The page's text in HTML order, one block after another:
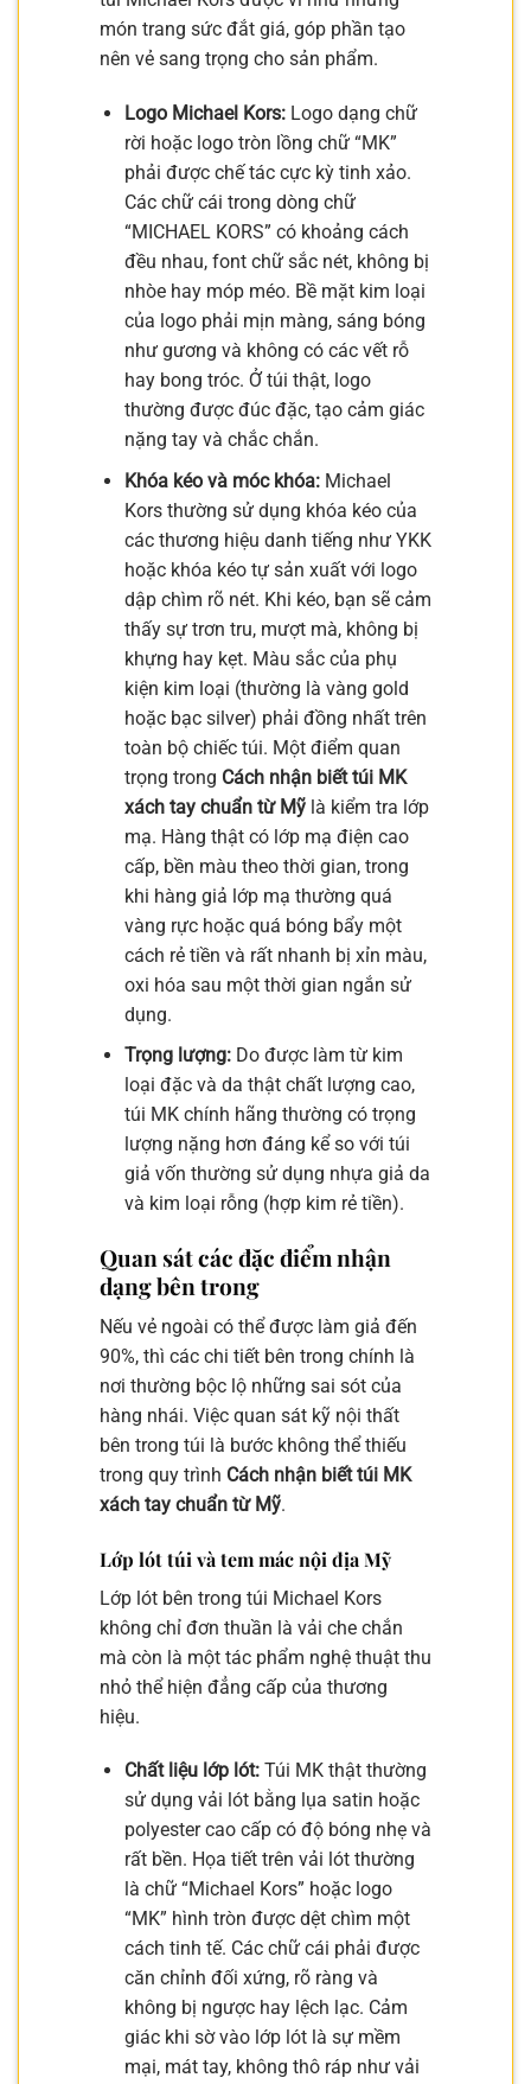
món trang sức đắt giá, góp phần tạo
nên vẻ sang trọng cho sản phẩm.
Logo Michael Kors:Logo dạng chữ
rời hoặc logo tròn lồng chữ “MK”
phải được chế tác cực kỳ tinh xảo.
Các chữ cái trong dòng chữ
“MICHAEL KORS” có khoảng cách
đều nhau, font chữ sắc nét, không bị
nhòe hay móp méo. Bề mặt kim loại
của logo phải mịn màng, sáng bóng
như gương và không có các vết rỗ
hay bong tróc. Ở túi thật, logo
thường được đúc đặc, tạo cảm giác
nặng tay và chắc chắn.
Khóa kéo và móc khóa:Michael
Kors thường sử dụng khóa kéo của
các thương hiệu danh tiếng như YKK
hoặc khóa kéo tự sản xuất với logo
dập chìm rõ nét. Khi kéo, bạn sẽ cảm
thấy sự trơn tru, mượt mà, không bị
khựng hay kẹt. Màu sắc của phụ
kiện kim loại (thường là vàng gold
hoặc bạc silver) phải đồng nhất trên
toàn bộ chiếc túi. Một điểm quan
trọng trong Cách nhận biết túi MK
xách tay chuẩn từ Mỹlà kiểm tra lớp
mạ. Hàng thật có lớp mạ điện cao
cấp, bền màu theo thời gian, trong
khi hàng giả lớp mạ thường quá
vàng rực hoặc quá bóng bẩy một
cách rẻ tiền và rất nhanh bị xỉn màu,
oxi hóa sau một thời gian ngắn sử
dụng.
Trọng lượng:Do được làm từ kim
loại đặc và da thật chất lượng cao,
túi MK chính hãng thường có trọng
lượng nặng hơn đáng kể so với túi
giả vốn thường sử dụng nhựa giả da
và kim loại rỗng (hợp kim rẻ tiền).
Quan sát các đặc điểm nhận
dạng bên trong
Nếu vẻ ngoài có thể được làm giả đến
90%, thì các chi tiết bên trong chính là
nơi thường bộc lộ những sai sót của
hàng nhái. Việc quan sát kỹ nội thất
bên trong túi là bước không thể thiếu
trong quy trình Cách nhận biết túi MK
xách tay chuẩn từ Mỹ.
Lớp lót túi và tem mác nội địa Mỹ
Lớp lót bên trong túi Michael Kors
không chỉ đơn thuần là vải che chắn
mà còn là một tác phẩm nghệ thuật thu
nhỏ thể hiện đẳng cấp của thương
hiệu.
Chất liệu lớp lót:Túi MK thật thường
sử dụng vải lót bằng lụa satin hoặc
polyester cao cấp có độ bóng nhẹ và
rất bền. Họa tiết trên vải lót thường
là chữ “Michael Kors” hoặc logo
“MK” hình tròn được dệt chìm một
cách tinh tế. Các chữ cái phải được
căn chỉnh đối xứng, rõ ràng và
không bị ngược hay lệch lạc. Cảm
giác khi sờ vào lớp lót là sự mềm
mại, mát tay, không thô ráp như vải